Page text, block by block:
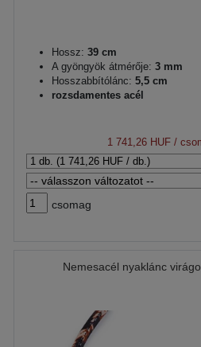
Hossz: 39 cm
A gyöngyök átmérője: 3 mm
Hosszabbítólánc: 5,5 cm
rozsdamentes acél
1 741,26 HUF/
csomag
Nemesacél nyaklánc